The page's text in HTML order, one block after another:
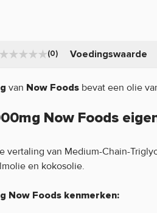
(0) Voedingswaarde
van Now Foods bevat een olie
Now Foods
vertaling van Medium-Chain-
en kokosolie.
Now Foods kenmerken: